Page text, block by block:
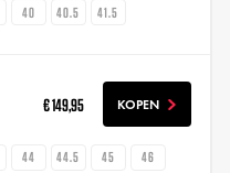
40 40.5 41.5
€ 149,95 KOPEN
44 44.5 45
46